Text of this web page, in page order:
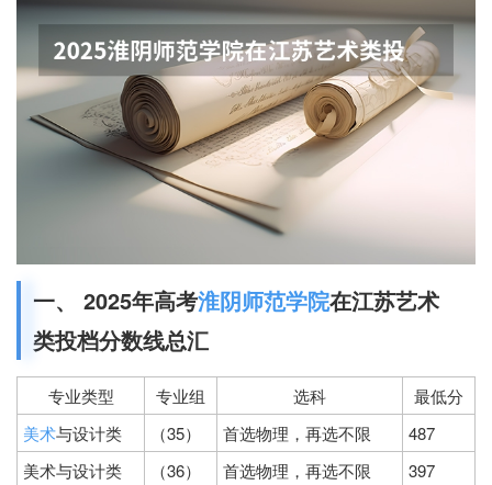
一、 2025年高考淮阴师范学院在江苏艺术
类投档分数线总汇
专业类型 专业组 选科
最低分
美术与设计类 （35） 首选物理，再选不限
487
美术与设计类
（36） 首选物理，再选不限
397